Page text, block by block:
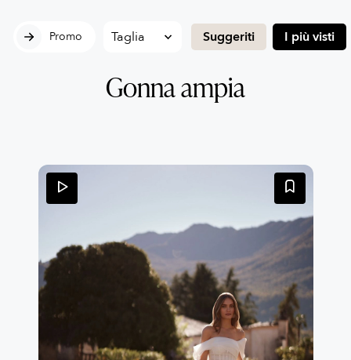
Suggeriti I più visti
Gonna ampia